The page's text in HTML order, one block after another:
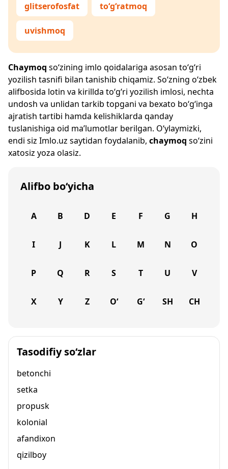
glitserofosfat to‘g‘ratmoq
uvishmoq
Chaymoq so‘zining imlo qoidalariga asosan to‘g‘ri
yozilish tasnifi bilan tanishib chiqamiz. So‘zning o‘zbek
alifbosida lotin va kirillda to‘g‘ri yozilish imlosi, nechta
undosh va unlidan tarkib topgani va bexato bo‘g‘inga
ajratish tartibi hamda kelishiklarda qanday
tuslanishiga oid ma’lumotlar berilgan. O‘ylaymizki,
endi siz Imlo.uz saytidan foydalanib, chaymoq so‘zini
xatosiz yoza olasiz.
Alifbo bo‘yicha
A B D E F G H
I J K L M N O
P Q R S T U V
X Y Z O‘ G‘ SH CH
Tasodifiy so‘zlar
betonchi
setka
propusk
kolonial
afandixon
qizilboy